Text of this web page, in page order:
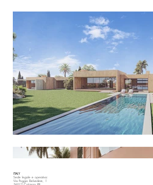
ITALY
Sede legale e operativa:
Via Poggio Belvedere, 1